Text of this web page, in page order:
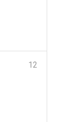
12